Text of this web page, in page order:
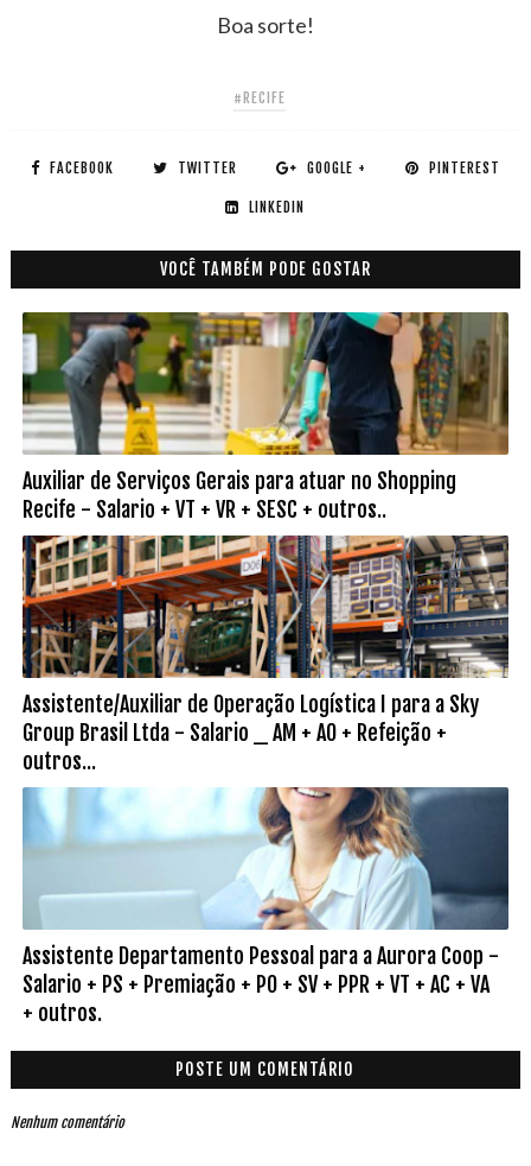
Boa sorte!
#RECIFE
FACEBOOK TWITTER GOOGLE + PINTEREST
LINKEDIN
VOCÊ TAMBÉM PODE GOSTAR
Auxiliar de Serviços Gerais para atuar no Shopping
Recife - Salario + VT + VR + SESC + outros..
Assistente/Auxiliar de Operação Logística I para a Sky
Group Brasil Ltda - Salario _ AM + AO + Refeição +
outros...
Assistente Departamento Pessoal para a Aurora Coop -
Salario + PS + Premiação + PO + SV + PPR + VT + AC + VA
+ outros.
POSTE UM COMENTÁRIO
Nenhum comentário